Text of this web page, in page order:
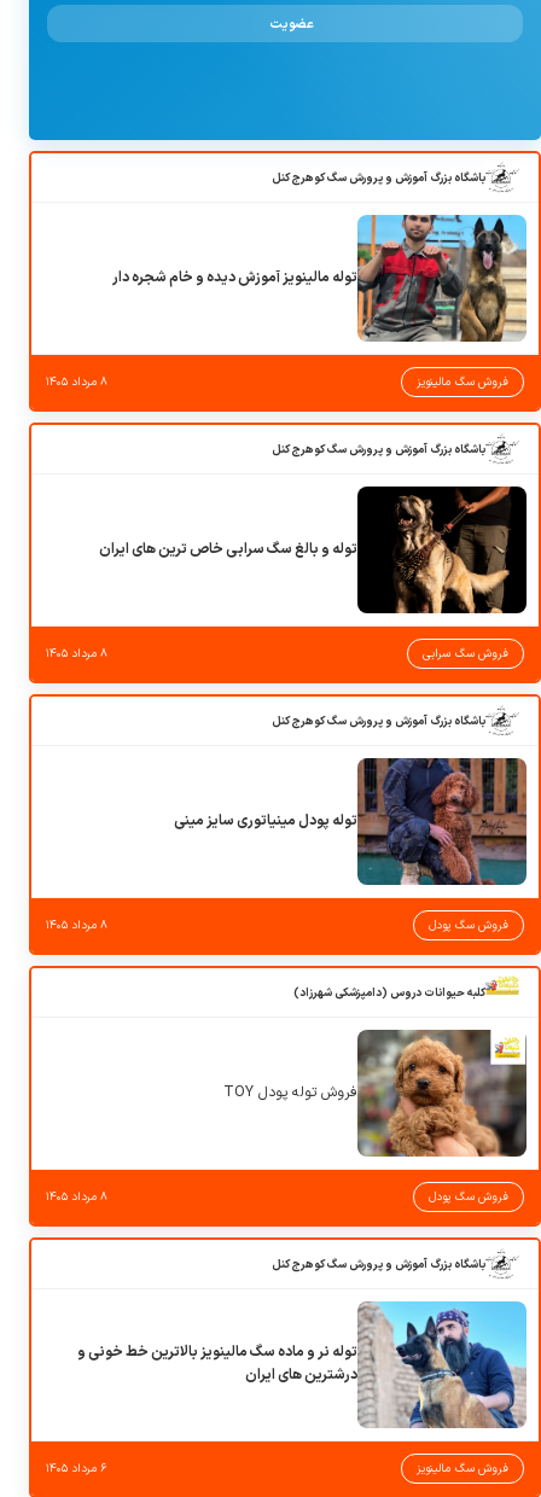
عضویت
باشگاه بزرگ آموزش و پرورش سگ کوهرج کنل
توله مالینویز آموزش دیده و خام شجره دار
فروش سگ مالینویز ۸ مرداد ۱۴۰۵
باشگاه بزرگ آموزش و پرورش سگ کوهرج کنل
توله و بالغ سگ سرابی خاص ترین های ایران
فروش سگ سرابی ۸ مرداد ۱۴۰۵
باشگاه بزرگ آموزش و پرورش سگ کوهرج کنل
توله پودل مینیاتوری سایز مینی
فروش سگ پودل ۸ مرداد ۱۴۰۵
کلبه حیوانات دروس (دامپزشکی شهرزاد)
فروش توله پودل TOY
فروش سگ پودل ۸ مرداد ۱۴۰۵
باشگاه بزرگ آموزش و پرورش سگ کوهرج کنل
توله نر و ماده سگ مالینویز بالاترین خط خونی و
درشترین های ایران
فروش سگ مالینویز ۶ مرداد ۱۴۰۵